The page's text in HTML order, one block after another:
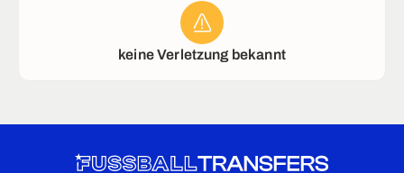
keine Verletzung bekannt